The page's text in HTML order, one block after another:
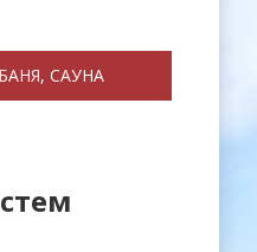
БАНЯ, САУНА